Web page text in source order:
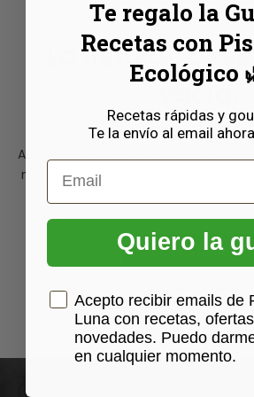
La lista de
vacía.
Aún no tienes productos en la lista
muchos productos interesantes en
Volver a la
Te regalo la
Recetas con
Ecológico
Recetas rápidas y
Te la envío al email
Email
Quiero la
Casilla Consentimiento
Acepto recibir emails de
Luna con recetas,
novedades. Puedo
en cualquier momento.